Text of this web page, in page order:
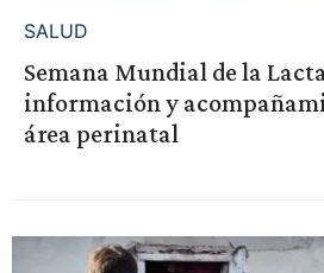
SALUD
Semana Mundial de la
información y
área perinatal